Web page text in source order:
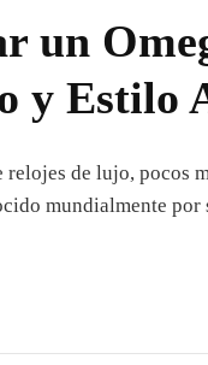
un
y Estilo
relojes de lujo, pocos
mundialmente